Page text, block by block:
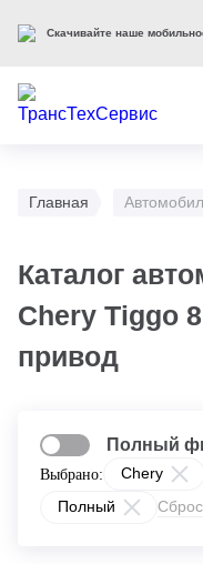
Главная
Каталог
Chery Tiggo
привод
Выбрано: Chery
Полный
Полный
Скачивайте наше